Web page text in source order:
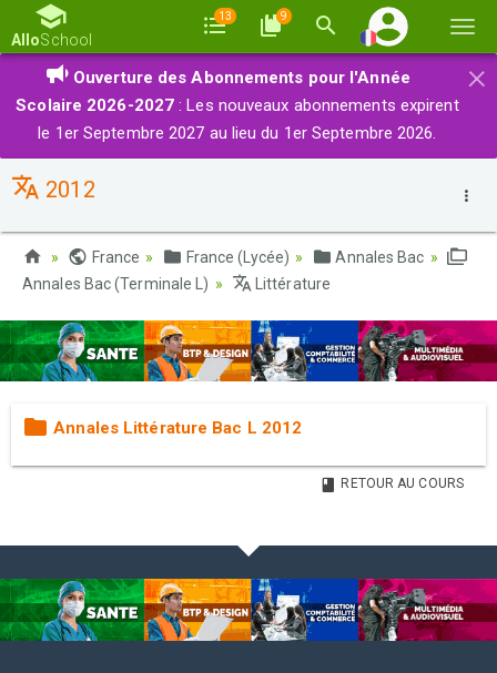
la
AlloSchool
13 9
×
Ouverture des Abonnements pour l'Année
Scolaire 2026-2027 : Les nouveaux abonnements expirent
le 1er Septembre 2027 au lieu du 1er Septembre 2026.
2012
France France (Lycée)
Annales Bac
Annales Bac (Terminale L)
Littérature
Annales Littérature Bac L 2012
RETOUR AU COURS